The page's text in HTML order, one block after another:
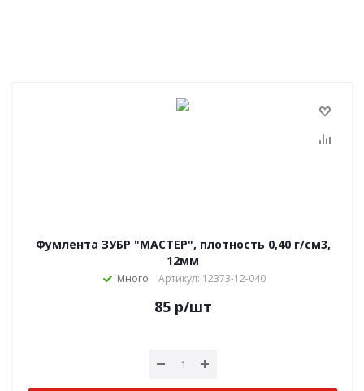
Фумлента ЗУБР "МАСТЕР", плотность 0,40 г/см3,
12мм
Много Артикул: 12373-12-040
85р/шт